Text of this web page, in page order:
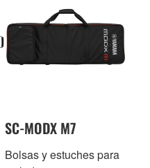
SC-MODX M7
Bolsas y estuches para